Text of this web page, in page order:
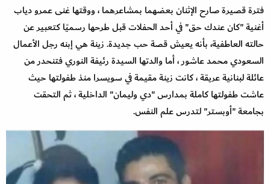
فترة قصيرة صارح الإثنان بعضهما بمشاعرهما ، ووقتها غنى عمرو دياب
أغنية "كان عندك حق" في أحد الحفلات قبل طرحها رسميًا كتعبير عن
حالته العاطفية، بأنه يعيش قصة حب جديدة. زينة هي إبنه رجل الأعمال
السعودي محمد عاشور ، أما والدتها السيدة رئيفة النوري فتنحدر من
عائلة لبنانية عريقة ، كانت زينة مقيمة في سويسرا منذ طفولتها حيث
عاشت طفولتها كاملة بمدارس "دي وليمان" الداخلية ، ثم التحقت
بجامعة "أوبستر" لتدرس علم النفس.